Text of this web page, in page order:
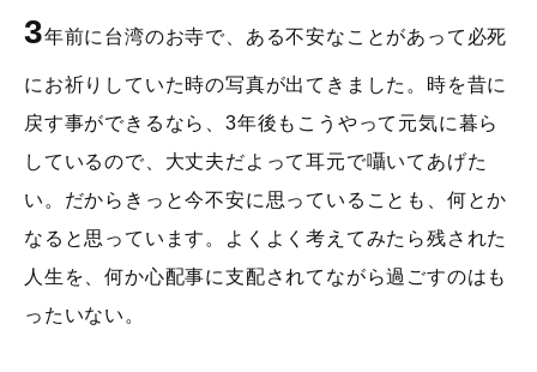
3年前に台湾のお寺で、ある不安なことがあって必死
にお祈りしていた時の写真が出てきました。時を昔に
戻す事ができるなら、3年後もこうやって元気に暮ら
しているので、大丈夫だよって耳元で囁いてあげた
い。だからきっと今不安に思っていることも、何とか
なると思っています。よくよく考えてみたら残された
人生を、何か心配事に支配されてながら過ごすのはも
ったいない。